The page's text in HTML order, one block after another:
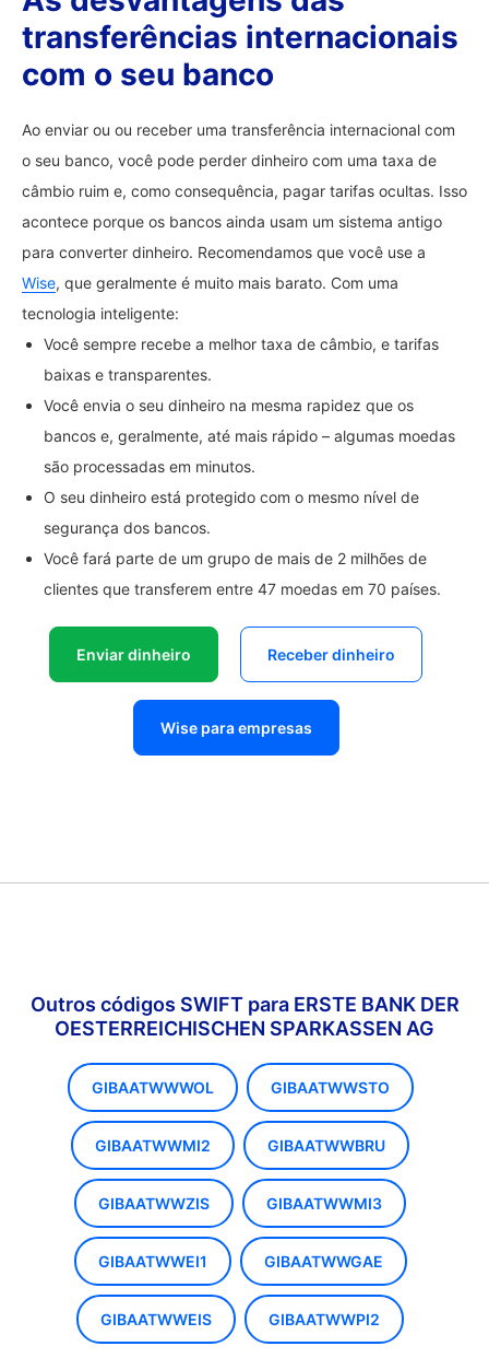
transferências internacionais
com o seu banco
Ao enviar ou ou receber uma transferência internacional com
o seu banco, você pode perder dinheiro com uma taxa de
câmbio ruim e, como consequência, pagar tarifas ocultas. Isso
acontece porque os bancos ainda usam um sistema antigo
para converter dinheiro. Recomendamos que você use a
Wise, que geralmente é muito mais barato. Com uma
tecnologia inteligente:
Você sempre recebe a melhor taxa de câmbio, e tarifas
baixas e transparentes.
Você envia o seu dinheiro na mesma rapidez que os
bancos e, geralmente, até mais rápido – algumas moedas
são processadas em minutos.
O seu dinheiro está protegido com o mesmo nível de
segurança dos bancos.
Você fará parte de um grupo de mais de 2 milhões de
clientes que transferem entre 47 moedas em 70 países.
Enviar dinheiro Receber dinheiro
Wise para empresas
Outros códigos SWIFT para ERSTE BANK DER
OESTERREICHISCHEN SPARKASSEN AG
GIBAATWWWOL GIBAATWWSTO
GIBAATWWMI2 GIBAATWWBRU
GIBAATWWZIS GIBAATWWMI3
GIBAATWWEI1 GIBAATWWGAE
GIBAATWWEIS GIBAATWWPI2